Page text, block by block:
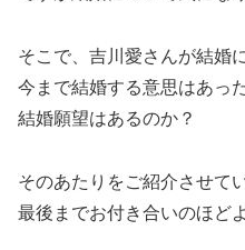
そこで、吉川愛さんが結婚
今まで結婚する意思はあっ
結婚願望はあるのか？
そのあたりをご紹介させて
最後までお付き合いのほど